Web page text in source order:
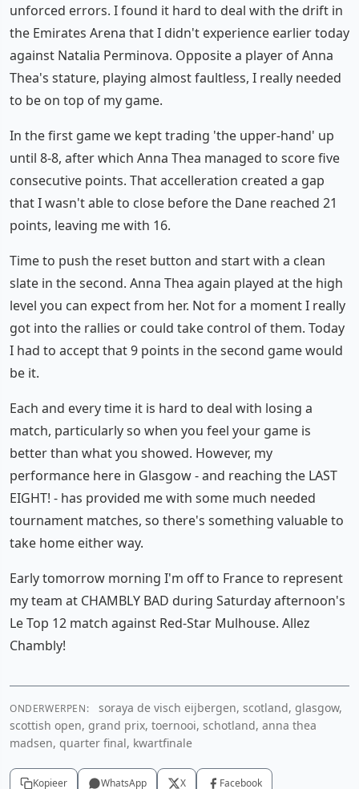
unforced errors. I found it hard to deal with the drift in
the Emirates Arena that I didn't experience earlier today
against Natalia Perminova. Opposite a player of Anna
Thea's stature, playing almost faultless, I really needed
to be on top of my game.
In the first game we kept trading 'the upper-hand' up
until 8-8, after which Anna Thea managed to score five
consecutive points. That accelleration created a gap
that I wasn't able to close before the Dane reached 21
points, leaving me with 16.
Time to push the reset button and start with a clean
slate in the second. Anna Thea again played at the high
level you can expect from her. Not for a moment I really
got into the rallies or could take control of them. Today
I had to accept that 9 points in the second game would
be it.
Each and every time it is hard to deal with losing a
match, particularly so when you feel your game is
better than what you showed. However, my
performance here in Glasgow - and reaching the LAST
EIGHT! - has provided me with some much needed
tournament matches, so there's something valuable to
take home either way.
Early tomorrow morning I'm off to France to represent
my team at CHAMBLY BAD during Saturday afternoon's
Le Top 12 match against Red-Star Mulhouse. Allez
Chambly!
ONDERWERPEN:
soraya de visch eijbergen, scotland, glasgow,
scottish open, grand prix, toernooi, schotland, anna thea
madsen, quarter final, kwartfinale
Kopieer WhatsApp X Facebook